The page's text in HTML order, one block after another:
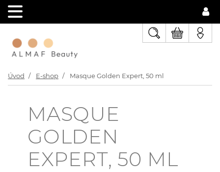
Úvod E-shop Masque Golden Expert, 50 ml
MASQUE
GOLDEN
EXPERT, 50 ML